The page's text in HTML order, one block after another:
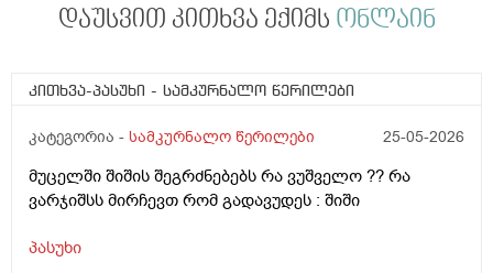
დაუსვით კითხვა ექიმს ონლაინ
კითხვა-პასუხი - სამკურნალო წერილები
კატეგორია - სამკურნალო წერილები 25-05-2026
მუცელში შიშის შეგრძნებებს რა ვუშველო ?? რა
ვარჯიშსს მირჩევთ რომ გადავუდეს : შიში
პასუხი